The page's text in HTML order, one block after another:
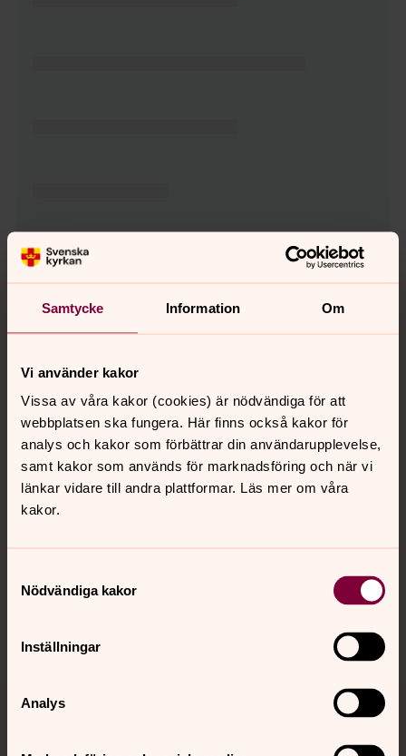
Samtycke Information Om
Vi använder kakor
Vissa av våra kakor (cookies) är nödvändiga för att
webbplatsen ska fungera. Här finns också kakor för
analys och kakor som förbättrar din användarupplevelse,
samt kakor som används för marknadsföring och när vi
länkar vidare till andra plattformar. Läs mer om våra
kakor.
Nödvändiga kakor
Inställningar
Analys
Tillbaka till toppen
Tillbaka till innehållet
Kontakt
Kalender
Hitta snabbt
Sociala kanaler